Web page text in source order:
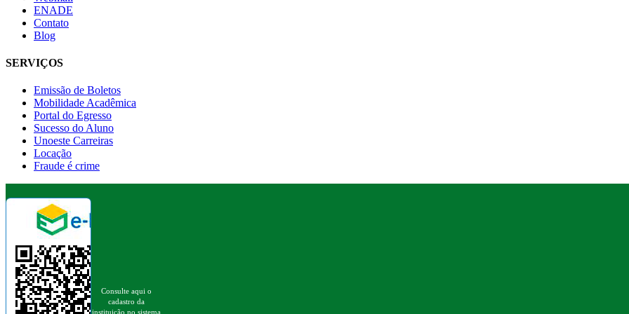
ENADE
Contato
Blog
SERVIÇOS
Emissão de Boletos
Mobilidade Acadêmica
Portal do Egresso
Sucesso do Aluno
Unoeste Carreiras
Locação
Fraude é crime
Consulte aqui o
cadastro da
instituição no sistema